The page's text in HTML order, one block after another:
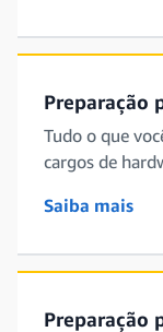
Preparação
Tudo o que
cargos de
Saiba mais
Preparação